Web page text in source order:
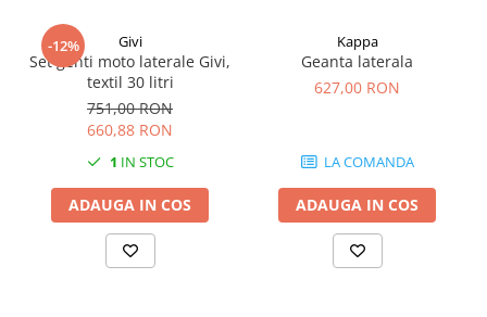
-12% Givi
Set genti moto laterale Givi,
textil 30 litri
751,00 RON
660,88 RON
1 IN STOC
ADAUGA IN COS
Kappa
Geanta laterala
627,00 RON
LA COMANDA
ADAUGA IN COS